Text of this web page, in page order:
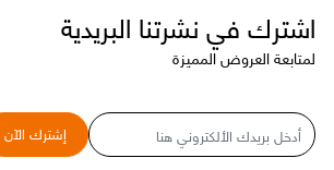
اشترك في نشرتنا البريدية
لمتابعة العروض المميزة
البريد
الإلكتروني
إشترك الآن